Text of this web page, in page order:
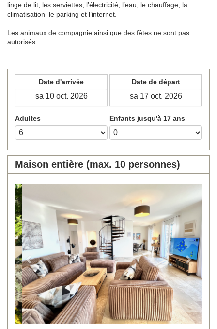
linge de lit, les serviettes, l’électricité, l’eau, le chauffage, la
climatisation, le parking et l’internet.
Les animaux de compagnie ainsi que des fêtes ne sont pas
autorisés.
Date d'arrivée Date de départ
Adultes Enfants jusqu'à 17 ans
Maison entière (max. 10 personnes)
Next